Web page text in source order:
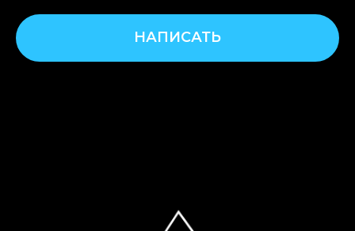
НАПИСАТЬ